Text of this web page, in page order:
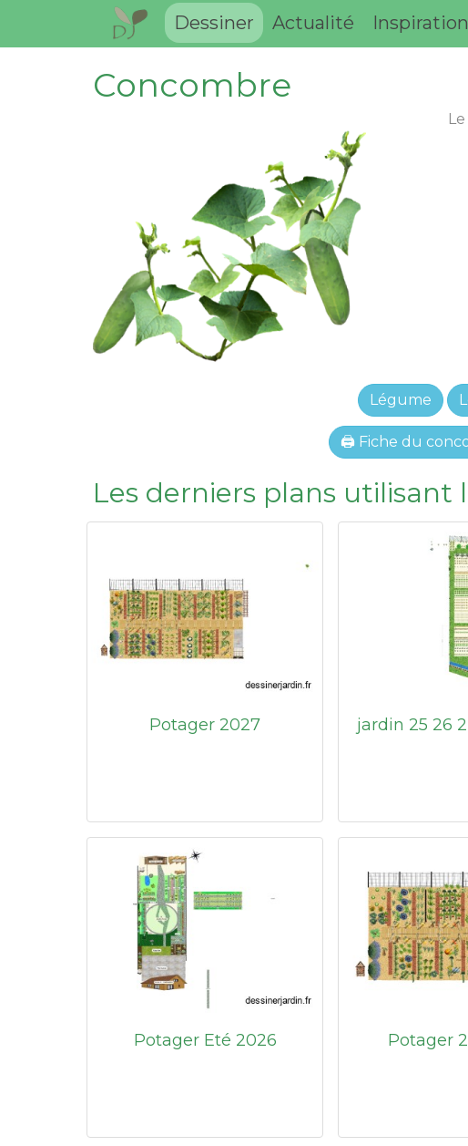
Dessiner Actualité Inspiration
Concombre
Légume
🖨 Fiche du
Les derniers plans utilisant
Potager 2027 jardin 25 26
Potager Eté 2026 Potager